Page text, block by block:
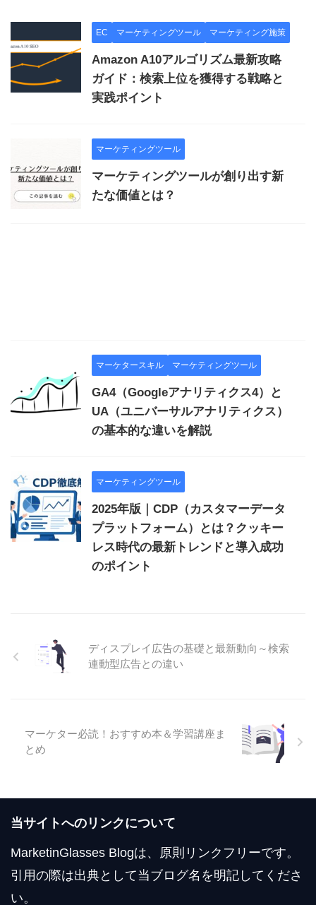
EC マーケティングツール マーケティング施策
Amazon A10アルゴリズム最新攻略
ガイド：検索上位を獲得する戦略と
実践ポイント
マーケティングツール
マーケティングツールが創り出す新
たな価値とは？
マーケタースキル マーケティングツール
GA4（Googleアナリティクス4）と
UA（ユニバーサルアナリティクス）
の基本的な違いを解説
マーケティングツール
2025年版｜CDP（カスタマーデータ
プラットフォーム）とは？クッキー
レス時代の最新トレンドと導入成功
のポイント
ディスプレイ広告の基礎と最新動向～検索
連動型広告との違い
マーケター必読！おすすめ本＆学習講座ま
とめ
当サイトへのリンクについて
MarketinGlasses Blogは、原則リンクフリーです。
引用の際は出典として当ブログ名を明記してくださ
い。